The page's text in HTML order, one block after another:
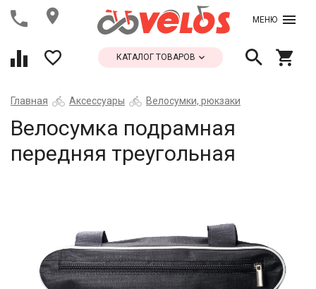
МЕНЮ
КАТАЛОГ ТОВАРОВ
Главная Аксессуары Велосумки, рюкзаки
Велосумка подрамная
передняя треугольная